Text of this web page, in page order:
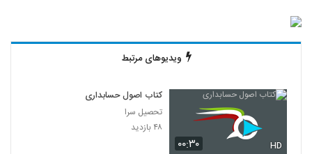
ویدیوهای مرتبط
۰۰:۳۰ HD
کتاب اصول حسابداری
تحصیل سرا
۴۸ بازدید